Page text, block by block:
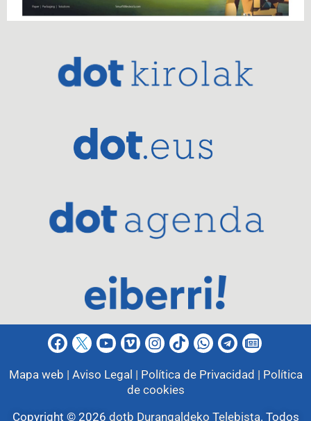
Mapa web | Aviso Legal | Política de Privacidad | Política
de cookies
Copyright © 2026 dotb Durangaldeko Telebista. Todos